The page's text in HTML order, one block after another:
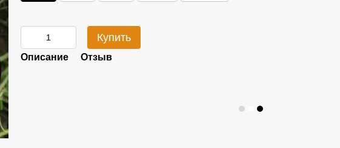
Купить
Описание Отзыв